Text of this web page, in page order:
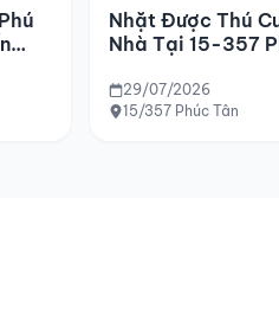
Nhặt Được Thú
Nhà Tại 15-357
29/07/2026
15/357 Phúc Tân